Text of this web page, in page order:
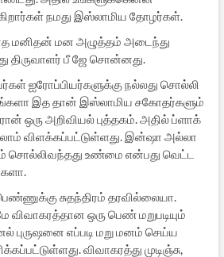
நமது இஸ்லாமிய தோழர்கள்.
மனிதன் மன அழுத்தம் அடைந்து
திருவாளர் பீ ஜே சொன்னது.
ஐரோப்பியர்களுக்கு நல்லது சொல்லி
இத தான் இஸ்லாமிய சகோதர்களும்
ஒரு அறிவியல் புத்தகம். அதில் ப்ளாக்
விளக்கப்பட்டுள்ளது. இன்ஷா அல்லா
சொல்லிவந்தது உண்மை என்பது வெட்ட
சுதந்திரம் தரவில்லையா.
விவாகரத்தான ஒரு பெண் மறுபடியும்
புருஷனை எப்படி மறு மனம் செய்ய
விவாகரத்து முடிஞ்சு,